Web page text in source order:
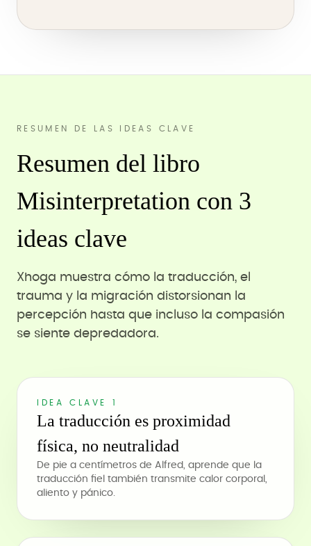
RESUMEN DE LAS IDEAS CLAVE
Resumen del libro
Misinterpretation con 3
ideas clave
Xhoga muestra cómo la traducción, el
trauma y la migración distorsionan la
percepción hasta que incluso la compasión
se siente depredadora.
IDEA CLAVE 1
La traducción es proximidad
física, no neutralidad
De pie a centímetros de Alfred, aprende que la
traducción fiel también transmite calor corporal,
aliento y pánico.